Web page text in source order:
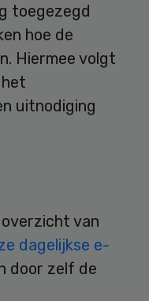
toegezegd
hoe de
Hiermee volgt
uitnodiging
van
dagelijkse e-
door zelf de